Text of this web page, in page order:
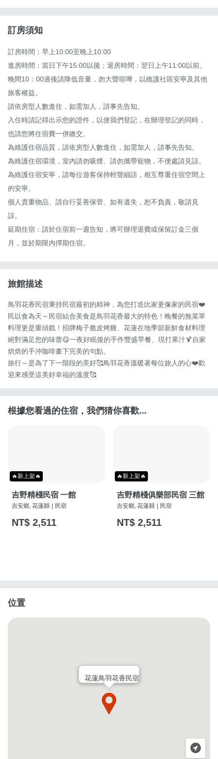
訂房須知
訂房時間：早上10:00至晚上10:00
進房時間：當日下午15:00以後；退房時間：翌日上午11:00以前。
晚間10：00過後請降低音量，勿大聲喧嘩，以維護社區安寧及其他
旅客權益。
請依房型人數進住，如需加人，請事先告知。
入住時請記得出示您的證件，以便我們登記，在辦理登記的同時，
也請您將住宿費一併繳交。
為維護住宿品質，請依房型人數進住，如需加人，請事先告知。
為維護住宿環境，室內請勿吸煙、請勿攜帶寵物，不便處請見諒。
為維護住宿安寧，請每位遊客保持輕聲細語，相互尊重住宿空間上
的安寧。
個人貴重物品、請自行妥善保管、如有遺失，恕不負責，敬請見
諒。
延期住宿：請於住宿前一週告知，將可辦理退費或保留訂金三個
月，並於期限內擇期住宿。
旅館描述
鳥羽花香民宿秉持民宿最初的精神，為您打造比家更像家的民宿❤️
民以食為天～民宿結合美食是鳥羽花香最大的特色！晚餐的無菜單
料理更是重頭戲！招牌梅子脆皮烤雞、花蓮在地季節新鮮食材料理
絕對滿足您的味蕾😋一夜好眠後的手作豐盛早餐、現打果汁🍹自家
烘焙的手沖咖啡畫下完美的句點。
旅行～是為了下一階段的美好🥰鳥羽花香溫暖著每位旅人的心❤️歡
迎來感受這美好幸福的溫度🥰
根據您看過的住宿，我們猜你喜歡...
🔥新上架🔥
吉野精棧民宿 一館
吉安鄉, 花蓮縣 | 民宿
NT$ 2,511
🔥新上架🔥
吉野精棧俱樂部民宿 三館
吉安鄉, 花蓮縣 | 民宿
NT$ 2,511
位置
花蓮鳥羽花香民宿